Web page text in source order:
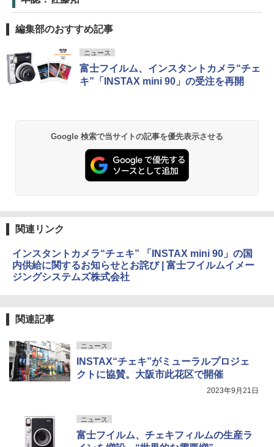
編集部のおすすめ記事
ニュース
富士フイルム、インスタントカメラ“チェ
キ”「INSTAX mini 90」の受注を再開
Google 検索で当サイトの記事を優先表示させる
関連リンク
インスタントカメラ“チェキ” 「INSTAX mini 90」の国
内供給に関するお知らせとお詫び | 富士フイルムイメー
ジングシステムズ株式会社
関連記事
ニュース
INSTAX“チェキ”がミューラルプロジェ
クトに協賛。大阪市此花区で開催
2023年9月21日
ニュース
富士フイルム、チェキフィルムの生産ラ